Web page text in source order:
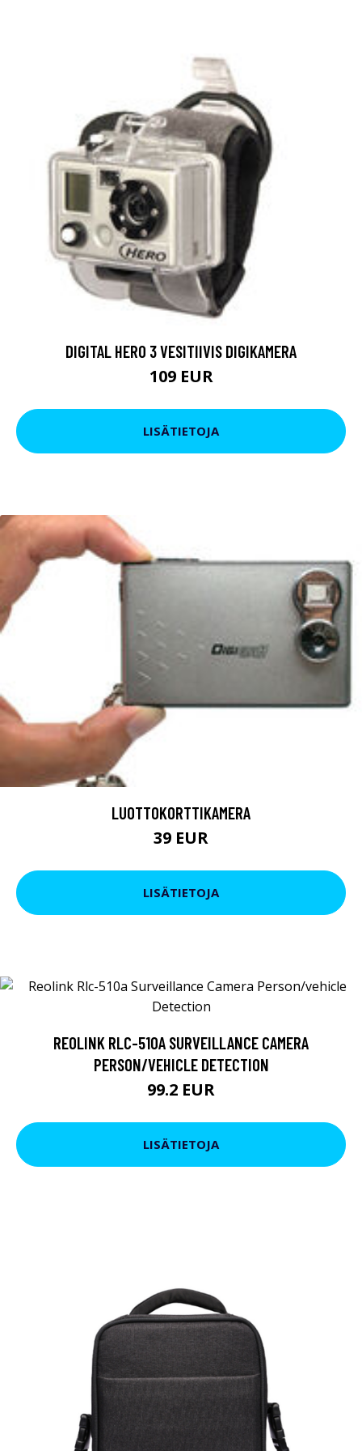
DIGITAL HERO 3 VESITIIVIS DIGIKAMERA
109 EUR
LISÄTIETOJA
LUOTTOKORTTIKAMERA
39 EUR
LISÄTIETOJA
REOLINK RLC-510A SURVEILLANCE CAMERA
PERSON/VEHICLE DETECTION
99.2 EUR
LISÄTIETOJA